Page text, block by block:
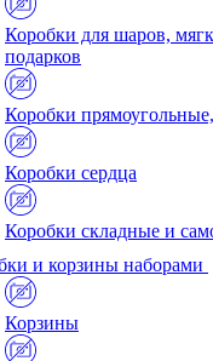
Коробки для шаров,
подарков
Коробки
Коробки сердца
Коробки складные и
и корзины наборами
Корзины